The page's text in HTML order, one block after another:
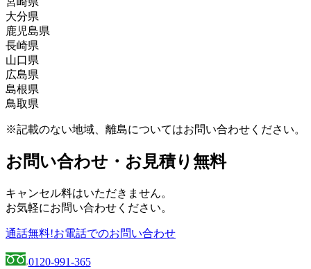
市、古賀市、田川郡、田川市、太宰府市、筑後市、筑
紫野市、築上郡、那珂川市、中間市、直方市、福岡
市、福津市、豊前市、三井郡、三潴郡、京都郡、みや
ま市、宮若市、宗像市、柳川市、八女郡、八女市、行
橋市
市、球磨郡、熊本市、合志郡、下益城郡、玉名郡、玉
名市、人吉市、水俣市、八代郡、八代市、山鹿市
郡、神埼市、杵島郡、佐賀市、多久市、武雄市、鳥栖
市、西松浦郡、東松浦郡、藤津郡、三養基郡
えびの市、北諸県郡、串間市、小林市、児湯郡、西都
市、西臼杵郡、西諸県郡、日南市、延岡市、東臼杵
郡、東諸県郡、日向市、南那珂郡、都城市、宮崎郡、
宮崎市
大分県
宇佐市、臼杵市、大分市、杵築市、玖珠郡、国東市、
佐伯市、竹田市、津久見市、中津市、速見郡、日田
市、豊後大野市、豊後高田市、別府市、由布市
鹿児島県
姶良郡、姶良市、阿久根市、伊佐郡、伊佐市、出水
郡、出水市、いちき串木野市、指宿郡、指宿市、大口
市、鹿児島郡、鹿児島市、加世田市、鹿屋市、肝属
郡、霧島市、串木野市、国分市、薩摩郡、薩摩川内
市、志布志市、川内市、曽於郡、曽於市、垂水市、日
長崎県
諫早市、雲仙市、大村市、北松浦郡、五島市、西海
市、佐世保市、島原市、長崎市、西彼杵郡、東彼杵
郡、平戸市、松浦市、南島原市、南松浦郡
山口県
阿武郡、岩国市、宇部市、大島郡、玖珂郡、下松市、
熊毛郡、山陽小野田市、下関市、周南市、長門市、萩
市、光市、防府市、美祢市、柳井市、山口市
広島県
安芸郡、江田島市、大竹市、尾道市、呉市、庄原市、
神石郡、世羅郡、竹原市、豊田郡、廿日市市、東広島
郡
島根県
飯石郡、出雲市、雲南市、大田市、邑智郡、隠岐郡、
安来市
鳥取県
日野郡、八頭郡、米子市
※記載のない地域、離島についてはお問い合わせください。
お問い合わせ・お見積り無料
キャンセル料はいただきません。
お気軽にお問い合わせください。
通話無料!お電話でのお問い合わせ
0120-991-365